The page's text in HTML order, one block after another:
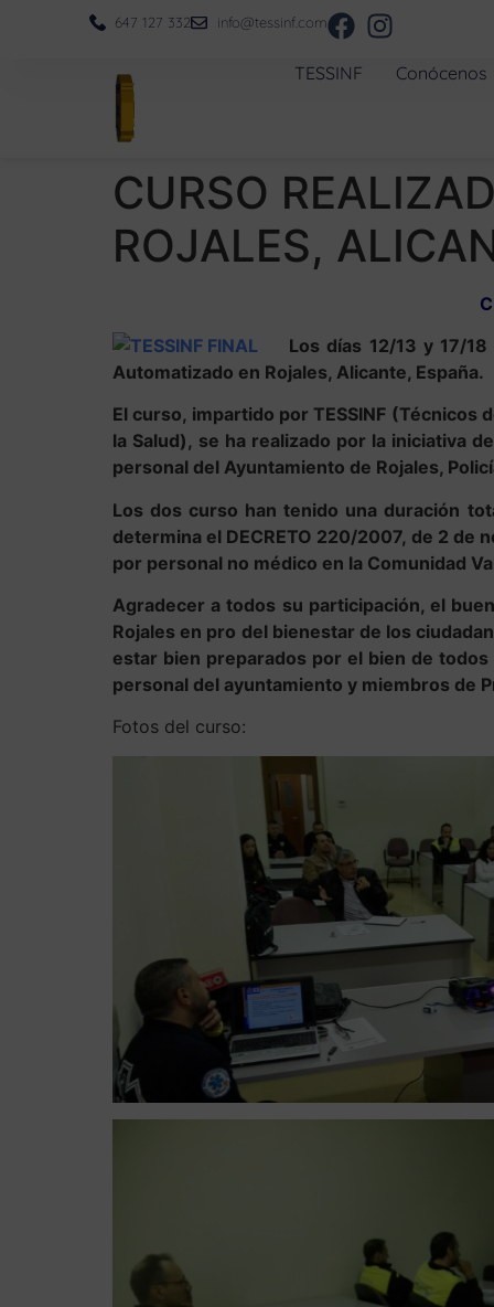
647 127 332 info@tessinf.com
TESSINF Conócenos
CURSO
ROJALES,
Los días 12/13 y 17/
Automatizado en Rojales, Alicante, España.
El curso, impartido por TESSINF (Técnicos
la Salud), se ha realizado por la iniciativa
personal del Ayuntamiento de Rojales,
Los dos curso han tenido una duración
determina el DECRETO 220/2007, de 2
por personal no médico en la Comunidad
Agradecer a todos su participación, el
Rojales en pro del bienestar de los
estar bien preparados por el bien de
personal del ayuntamiento y miembros de
Fotos del curso: